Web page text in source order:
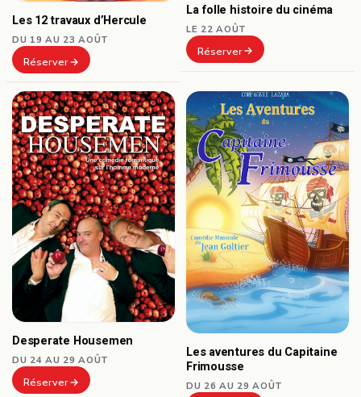
Les 12 travaux d’Hercule
DU 19 AU 23 AOÛT
Réserver
La folle histoire du cinéma
LE 22 AOÛT
Réserver
Desperate Housemen
DU 24 AU 29 AOÛT
Réserver
Les aventures du Capitaine
Frimousse
DU 26 AU 29 AOÛT